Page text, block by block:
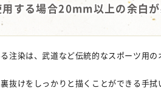
する場合20mm以上の余白
注染は、武道など伝統的なスポーツ用
抜けをしっかりと描くことができる手